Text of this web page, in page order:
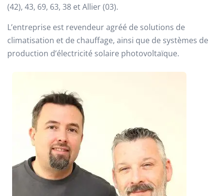
(42), 43, 69, 63, 38 et Allier (03).
L’entreprise est revendeur agréé de solutions de
climatisation et de chauffage, ainsi que de systèmes de
production d’électricité solaire photovoltaïque.